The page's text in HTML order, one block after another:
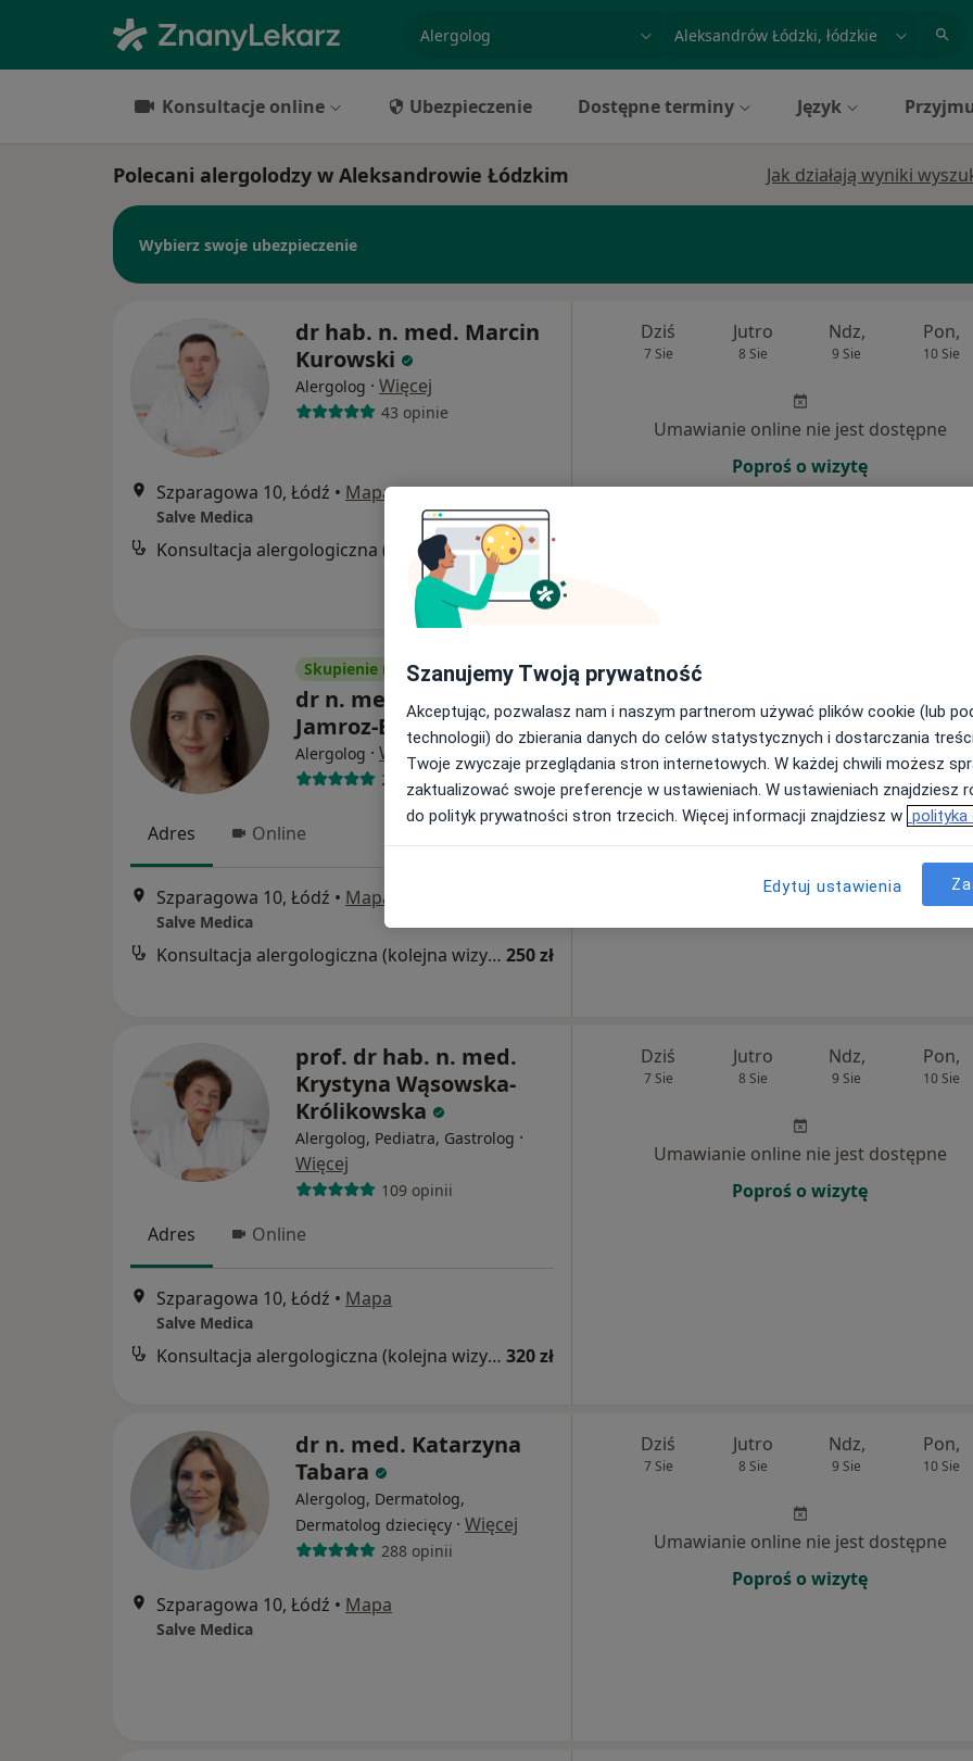
miasto lub dzielnica
Konsultacje online Ubezpieczenie Dostępne terminy Język
Polecani alergolodzy w Aleksandrowie Łódzkim Jak działają wyniki
Wybierz swoje ubezpieczenie
dr hab. n. med. Marcin
Kurowski
Alergolog · Więcej
43 opinie
Szparagowa 10, Łódź • Mapa
Salve Medica
Konsultacja alergologiczna (kolejna wizyta) 300 zł
Dziś
7 Sie
Jutro
8 Sie
Ndz,
9 Sie
Pon,
10 Sie
Umawianie online nie jest dostępne
Poproś o wizytę
Skupienie na pacjencie
dr n. med. Joanna
Jamroz-Brzeska
Alergolog · Więcej
254 opinie
Adres Online
Szparagowa 10, Łódź • Mapa
Salve Medica
Konsultacja alergologiczna (kolejna wizyta) 250 zł
Dziś
Umawianie online nie jest dostępne
Poproś o wizytę
prof. dr hab. n. med.
Krystyna Wąsowska-
Królikowska
Alergolog, Pediatra, Gastrolog ·
Więcej
109 opinii
Adres Online
Szparagowa 10, Łódź • Mapa
Salve Medica
Konsultacja alergologiczna (kolejna wizyta) 320 zł
Dziś
7 Sie
Jutro
8 Sie
Ndz,
9 Sie
Pon,
10 Sie
Umawianie online nie jest dostępne
Poproś o wizytę
dr n. med. Katarzyna
Tabara
Alergolog, Dermatolog,
Dermatolog dziecięcy · Więcej
288 opinii
Szparagowa 10, Łódź • Mapa
Salve Medica
Dziś
7 Sie
Jutro
8 Sie
Ndz,
9 Sie
Pon,
10 Sie
Umawianie online nie jest dostępne
Poproś o wizytę
Szanujemy Twoją prywatność
Akceptując, pozwalasz nam i naszym partnerom używać plików cookie (lub
technologii) do zbierania danych do celów statystycznych i dostarczania
Twoje zwyczaje przeglądania stron internetowych. W każdej chwili możesz
zaktualizować swoje preferencje w ustawieniach. W ustawieniach znajdziesz
do polityk prywatności stron trzecich. Więcej informacji znajdziesz w polityka
Edytuj ustawienia